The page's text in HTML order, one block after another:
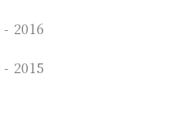
2016
2015